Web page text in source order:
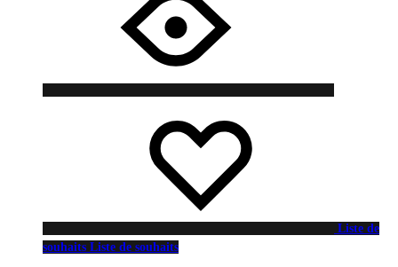
Liste de
souhaits Liste de souhaits